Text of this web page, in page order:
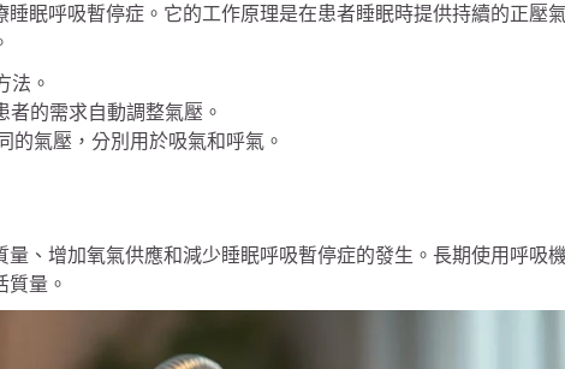
眠呼吸暫停症。它的工作原理是在患者睡眠時提供持續的正壓
法。
者的需求自動調整氣壓。
的氣壓，分別用於吸氣和呼氣。
、增加氧氣供應和減少睡眠呼吸暫停症的發生。長期使用呼吸機
量。